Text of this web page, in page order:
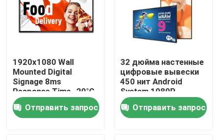
Ролики
Наша фабрика
контроль качества
1920x1080 Wall
Mounted Digital
Signage 8ms
Response Time -20°C
To 50°C Operating
Temperature
Отправить запрос
32 дюйма настенные
цифровые вывески
450 нит Android
System 1080P
Отправить запрос